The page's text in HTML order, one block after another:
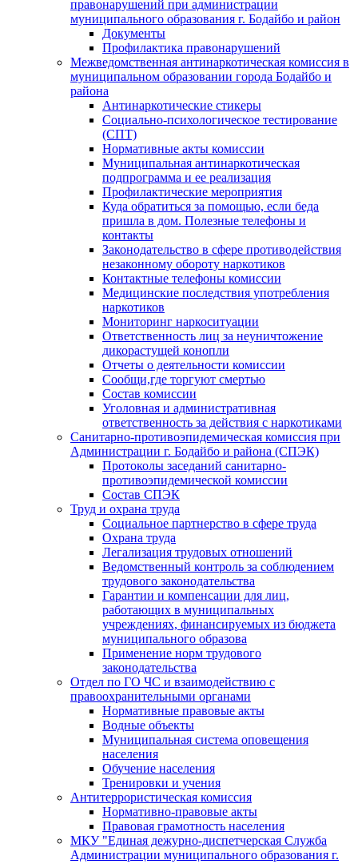
правонарушений при администрации
муниципального образования г. Бодайбо и район
Документы
Профилактика правонарушений
Межведомственная антинаркотическая комиссия в
муниципальном образовании города Бодайбо и
района
Антинаркотические стикеры
Социально-психологическое тестирование
(СПТ)
Нормативные акты комиссии
Муниципальная антинаркотическая
подпрограмма и ее реализация
Профилактические мероприятия
Куда обратиться за помощью, если беда
пришла в дом. Полезные телефоны и
контакты
Законодательство в сфере противодействия
незаконному обороту наркотиков
Контактные телефоны комиссии
Медицинские последствия употребления
наркотиков
Мониторинг наркоситуации
Ответственность лиц за неуничтожение
дикорастущей конопли
Отчеты о деятельности комиссии
Сообщи,где торгуют смертью
Состав комиссии
Уголовная и административная
ответственность за действия с наркотиками
Санитарно-противоэпидемическая комиссия при
Администрации г. Бодайбо и района (СПЭК)
Протоколы заседаний санитарно-
противоэпидемической комиссии
Состав СПЭК
Труд и охрана труда
Социальное партнерство в сфере труда
Охрана труда
Легализация трудовых отношений
Ведомственный контроль за соблюдением
трудового законодательства
Гарантии и компенсации для лиц,
работающих в муниципальных
учреждениях, финансируемых из бюджета
муниципального образова
Применение норм трудового
законодательства
Отдел по ГО ЧС и взаимодействию с
правоохранительными органами
Нормативные правовые акты
Водные объекты
Муниципальная система оповещения
населения
Обучение населения
Тренировки и учения
Антитеррористическая комиссия
Нормативно-правовые акты
Правовая грамотность населения
МКУ "Единая дежурно-диспетчерская Служба
Администрации муниципального образования г.